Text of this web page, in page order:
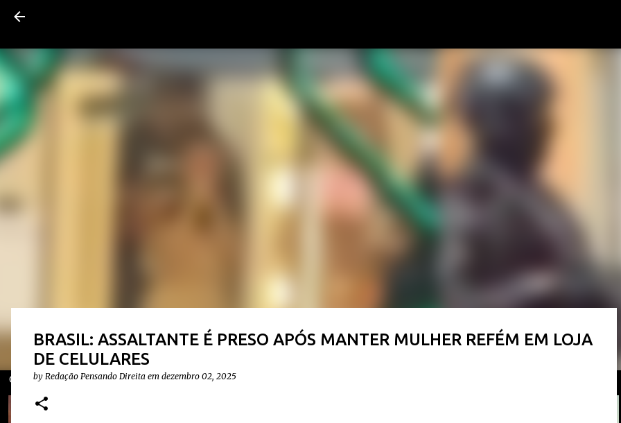
BRASIL: ASSALTANTE É PRESO APÓS MANTER MULHER REFÉM EM LOJA
DE CELULARES
by Redação Pensando Direita em dezembro 02, 2025